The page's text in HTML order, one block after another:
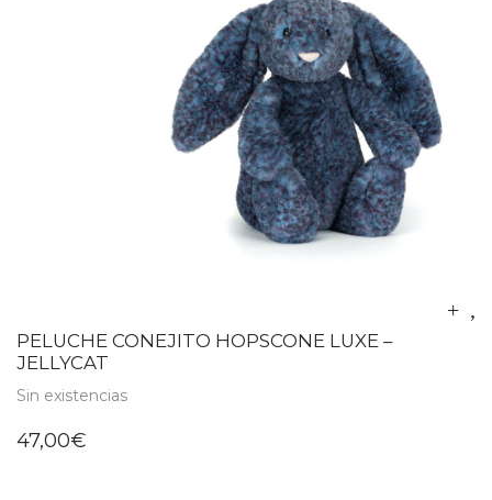
PELUCHE CONEJITO HOPSCONE LUXE –
JELLYCAT
Sin existencias
47,00€